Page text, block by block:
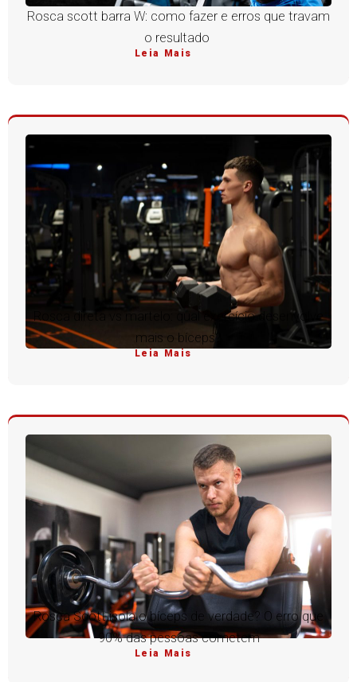
Rosca scott barra W: como fazer e erros que travam
o resultado
Leia Mais
Rosca direta vs martelo: qual exercício desenvolve
mais o bíceps?
Leia Mais
Rosca Scott isola o bíceps de verdade? O erro que
90% das pessoas cometem
Leia Mais